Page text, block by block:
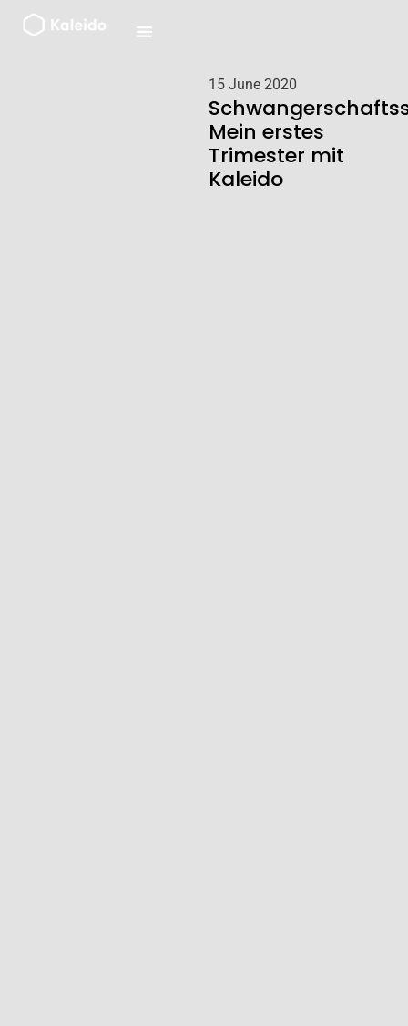
Zum
Inhalt
15 June 2020
Mein erstes
Trimester mit
Kaleido